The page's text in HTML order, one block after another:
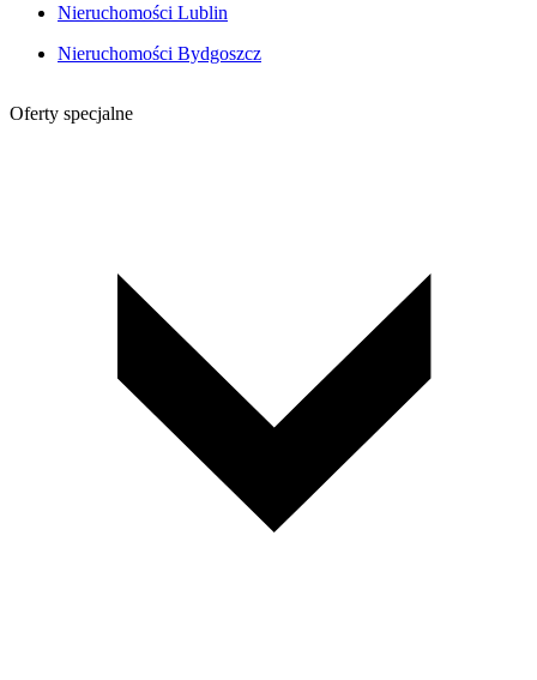
Nieruchomości Lublin
Nieruchomości Bydgoszcz
Oferty specjalne